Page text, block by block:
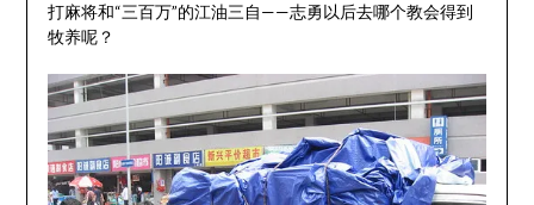
打麻将和“三百万”的江油三自——志勇以后去哪个教会得到
牧养呢？